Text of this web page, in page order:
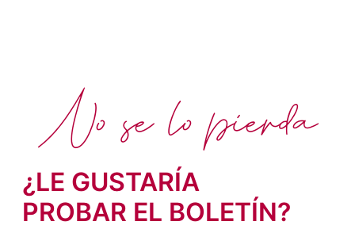
¿LE GUSTARÍA
PROBAR EL BOLETÍN?
No se lo pierda